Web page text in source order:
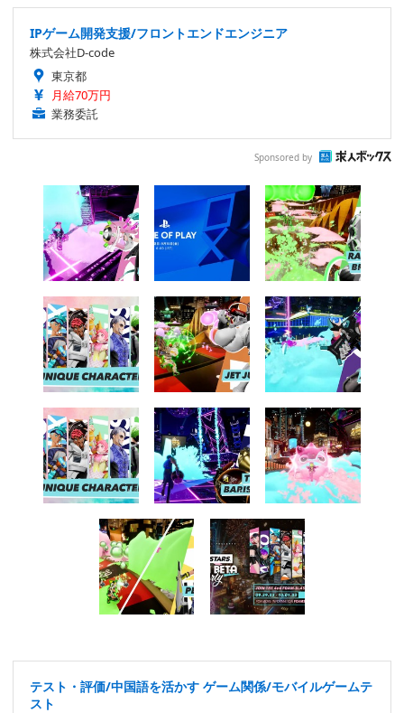
IPゲーム開発支援/フロントエンドエンジニア
株式会社D-code
東京都
月給70万円
業務委託
Sponsored by
テスト・評価/中国語を活かす ゲーム関係/モバイルゲームテ
スト